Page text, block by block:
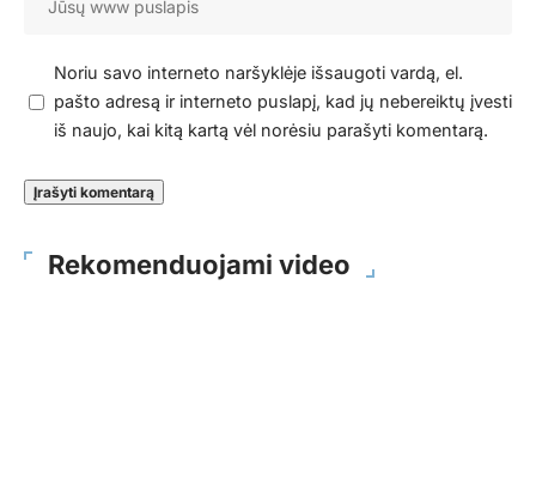
Noriu savo interneto naršyklėje išsaugoti vardą, el.
pašto adresą ir interneto puslapį, kad jų nebereiktų įvesti
iš naujo, kai kitą kartą vėl norėsiu parašyti komentarą.
Rekomenduojami video